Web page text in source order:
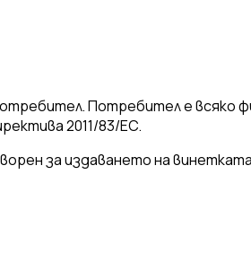
Потребител е всяко
2011/83/ЕС.
за издаването на